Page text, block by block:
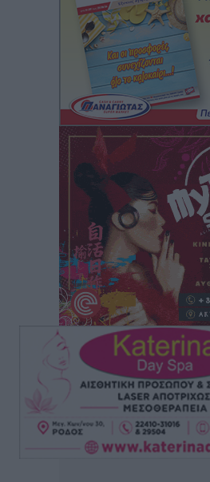
ποιος πληρώνει τον λογαριασμό
Τοπικές Ειδήσεις• πριν 2 ώρες
Πού κινούνται οι κρατήσεις
από Γερμανούς
• πριν 2 ώρες
Οδηγός στη Ρόδο τράκαρε
παρέσυρε 72χρονο και διέφυγε
Τοπικές Ειδήσεις πριν 3 ώρες
Το νέο Ειδικό Χωροταξικό για
ξανασχεδιάζει τον επενδυτικό
Τοπικές Ειδήσεις• πριν 4 ώρες
Γιάννης Βασιλάκης: «Η
Υγείας πρέπει να φτάνει σε
τις δομές, δεν τις
Συνεντεύξεις• πριν 4 ώρες
Ιδρυμα Ωνάση: Το όραμα πίσω
σχολεία της Ρόδου
Συνεντεύξεις• πριν 4 ώρες